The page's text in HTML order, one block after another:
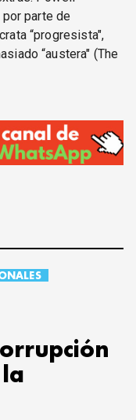
parte de
“progresista",
“austera" (The